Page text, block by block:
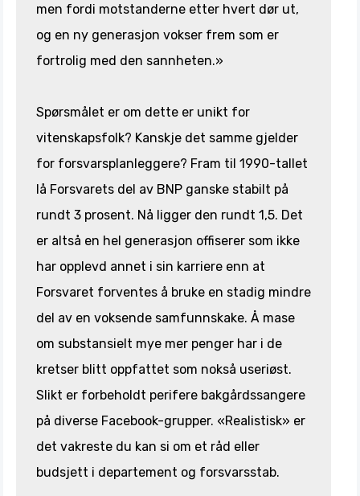
men fordi motstanderne etter hvert dør ut,
og en ny generasjon vokser frem som er
fortrolig med den sannheten.»
Spørsmålet er om dette er unikt for
vitenskapsfolk? Kanskje det samme gjelder
for forsvarsplanleggere? Fram til 1990-tallet
lå Forsvarets del av BNP ganske stabilt på
rundt 3 prosent. Nå ligger den rundt 1,5. Det
er altså en hel generasjon offiserer som ikke
har opplevd annet i sin karriere enn at
Forsvaret forventes å bruke en stadig mindre
del av en voksende samfunnskake. Å mase
om substansielt mye mer penger har i de
kretser blitt oppfattet som nokså useriøst.
Slikt er forbeholdt perifere bakgårdssangere
på diverse Facebook-grupper. «Realistisk» er
det vakreste du kan si om et råd eller
budsjett i departement og forsvarsstab.